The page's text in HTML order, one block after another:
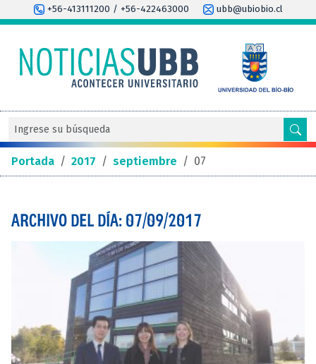
+56-413111200 / +56-422463000 ubb@ubiobio.cl
Portada / 2017 / septiembre / 07
ARCHIVO DEL DÍA: 07/09/2017